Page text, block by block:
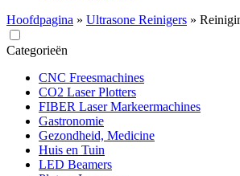
Hoofdpagina » Ultrasone Reinigers »
Categorieën
CNC Freesmachines
CO2 Laser Plotters
FIBER Laser Markeermachines
Gastronomie
Gezondheid, Medicine
Huis en Tuin
LED Beamers